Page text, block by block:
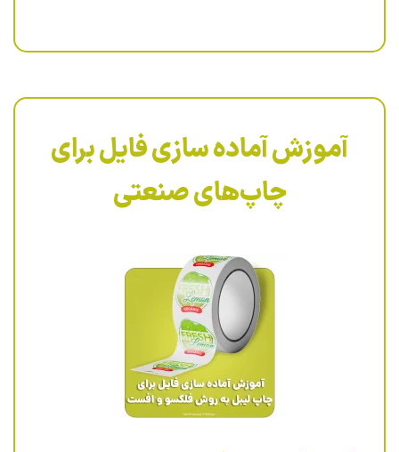
آموزش آماده سازی فایل برای
چاپ‌های صنعتی